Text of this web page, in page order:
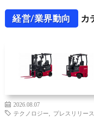
経営/業界動向 カ
2026.08.07
テクノロジー
プレスリリー